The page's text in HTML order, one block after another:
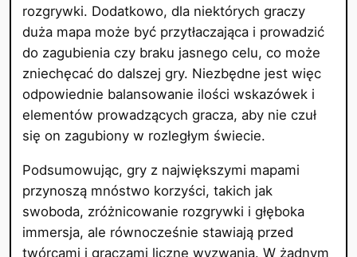
rozgrywki. Dodatkowo, dla niektórych graczy
duża mapa może być przytłaczająca i prowadzić
do zagubienia czy braku jasnego celu, co może
zniechęcać do dalszej gry. Niezbędne jest więc
odpowiednie balansowanie ilości wskazówek i
elementów prowadzących gracza, aby nie czuł
się on zagubiony w rozległym świecie.
Podsumowując, gry z największymi mapami
przynoszą mnóstwo korzyści, takich jak
swoboda, zróżnicowanie rozgrywki i głęboka
immersja, ale równocześnie stawiają przed
twórcami i graczami liczne wyzwania. W żadnym